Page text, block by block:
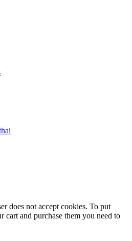
does not accept cookies. To put
cart and purchase them you need to